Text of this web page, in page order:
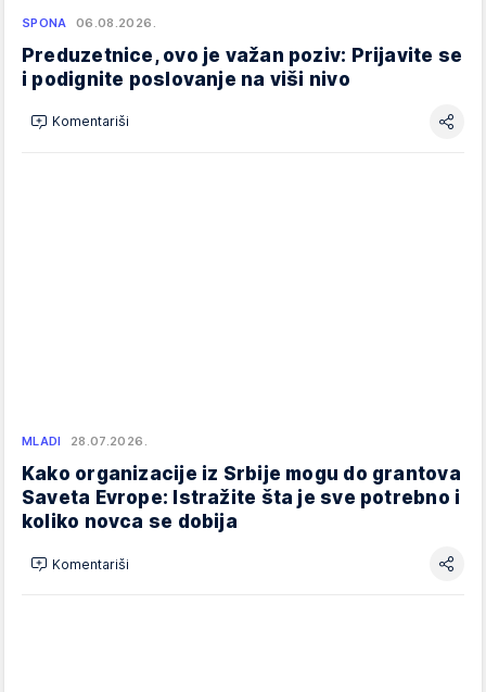
SPONA 06.08.2026.
Preduzetnice, ovo je važan poziv: Prijavite se
i podignite poslovanje na viši nivo
Komentariši
MLADI 28.07.2026.
Kako organizacije iz Srbije mogu do grantova
Saveta Evrope: Istražite šta je sve potrebno i
koliko novca se dobija
Komentariši